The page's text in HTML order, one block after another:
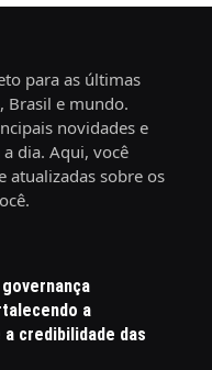
para as últimas
Brasil e mundo.
novidades e
dia. Aqui, você
atualizadas sobre os
a
credibilidade das